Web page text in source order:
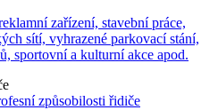
zařízení, stavební práce,
sítí, vyhrazené parkovací stání,
sportovní a kulturní akce apod.
způsobilosti řidiče